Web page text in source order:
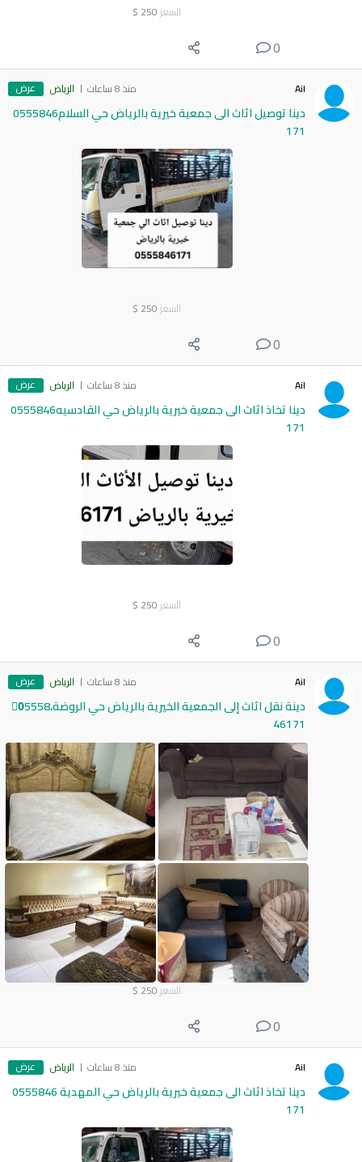
السعر 250
$
0
Ail منذ 8 ساعات الرياض عرض
دينا توصيل اثاث الى جمعية خيرية بالرياض حي السلام0555846
171
السعر 250
$
0
Ail منذ 8 ساعات الرياض عرض
دينا تخاذ اثاث الى جمعية خيرية بالرياض حي القادسيه0555846
171
السعر 250
$
0
Ail منذ 8 ساعات الرياض عرض
دينة نقل اثاث إلى الجمعية الخيرية بالرياض حي الروضة،0َ5558
46171
السعر 250
$
0
Ail منذ 8 ساعات الرياض عرض
دينا تخاذ اثاث الى جمعية خيرية بالرياض حي المهدية 0555846
171